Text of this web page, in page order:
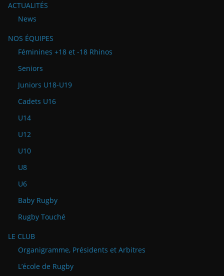
ACTUALITÉS
News
NOS ÉQUIPES
Féminines +18 et -18 Rhinos
Seniors
Juniors U18-U19
Cadets U16
U14
U12
U10
U8
U6
Baby Rugby
Rugby Touché
LE CLUB
Organigramme, Présidents et Arbitres
L’école de Rugby